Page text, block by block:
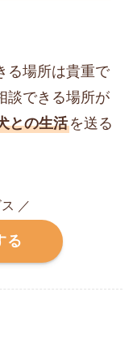
る場所は貴重で
談できる場所が
との生活を送る
／
る